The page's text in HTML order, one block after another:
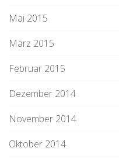
Mai 2015
März 2015
Februar 2015
Dezember 2014
November 2014
Oktober 2014